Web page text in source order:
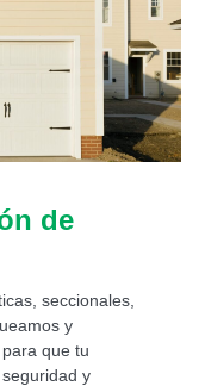
de
seccionales,
y
que tu
y